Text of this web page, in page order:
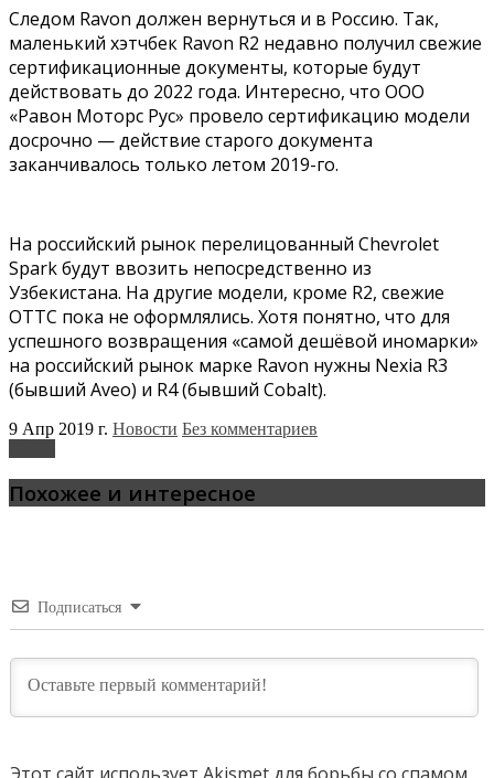
Следом Ravon должен вернуться и в Россию. Так,
маленький хэтчбек Ravon R2 недавно получил свежие
сертификационные документы, которые будут
действовать до 2022 года. Интересно, что ООО
«Равон Моторс Рус» провело сертификацию модели
досрочно — действие старого документа
заканчивалось только летом 2019-го.
На российский рынок перелицованный Chevrolet
Spark будут ввозить непосредственно из
Узбекистана. На другие модели, кроме R2, свежие
ОТТС пока не оформлялись. Хотя понятно, что для
успешного возвращения «самой дешёвой иномарки»
на российский рынок марке Ravon нужны Nexia R3
(бывший Aveo) и R4 (бывший Cobalt).
9 Апр 2019 г. Новости Без комментариев
Похожее и интересное
Подписаться